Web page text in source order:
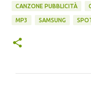
CANZONE PUBBLICITÀ
MP3 SAMSUNG